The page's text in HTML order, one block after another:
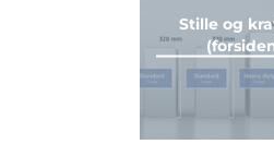
Stille og